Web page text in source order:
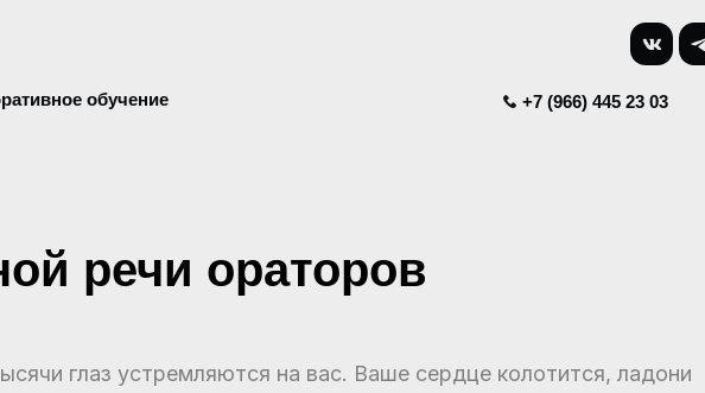
обучение +7 (966) 445 23 03
речи ораторов
глаз устремляются на вас. Ваше сердце колотится, ладони